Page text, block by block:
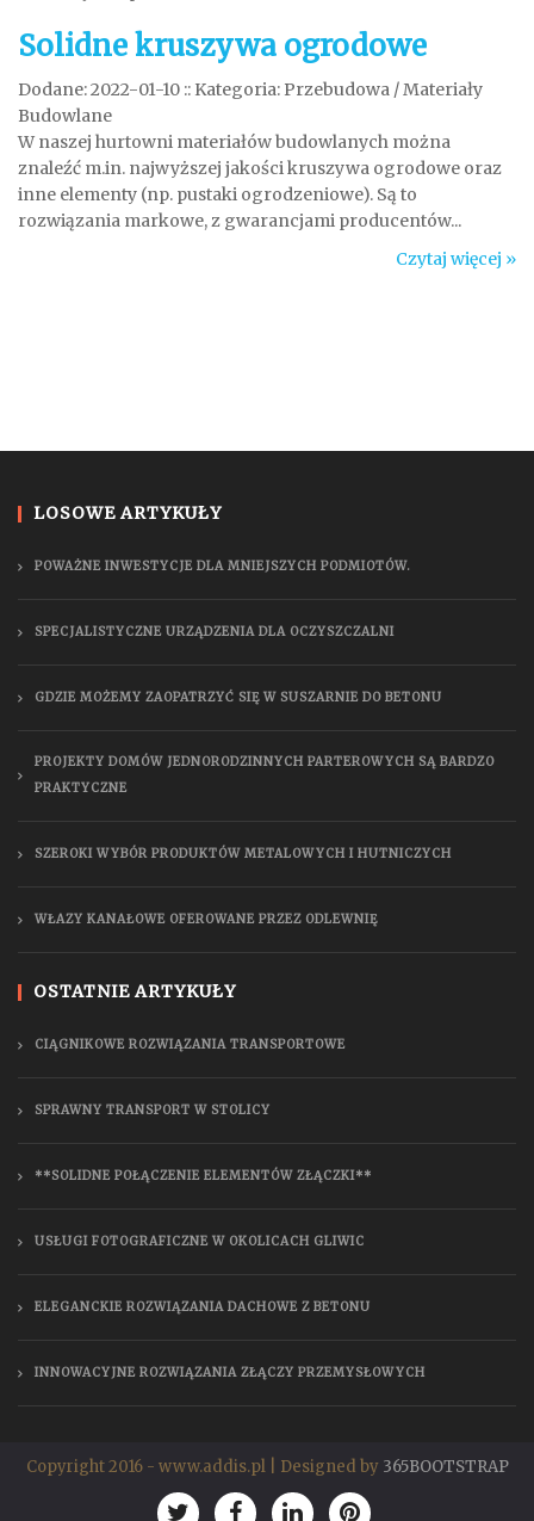
Solidne kruszywa ogrodowe
Dodane: 2022-01-10 :: Kategoria: Przebudowa / Materiały
Budowlane
W naszej hurtowni materiałów budowlanych można
znaleźć m.in. najwyższej jakości kruszywa ogrodowe oraz
inne elementy (np. pustaki ogrodzeniowe). Są to
rozwiązania markowe, z gwarancjami producentów...
Czytaj więcej »
LOSOWE ARTYKUŁY
POWAŻNE INWESTYCJE DLA MNIEJSZYCH PODMIOTÓW.
SPECJALISTYCZNE URZĄDZENIA DLA OCZYSZCZALNI
GDZIE MOŻEMY ZAOPATRZYĆ SIĘ W SUSZARNIE DO BETONU
PROJEKTY DOMÓW JEDNORODZINNYCH PARTEROWYCH SĄ BARDZO
PRAKTYCZNE
SZEROKI WYBÓR PRODUKTÓW METALOWYCH I HUTNICZYCH
WŁAZY KANAŁOWE OFEROWANE PRZEZ ODLEWNIĘ
OSTATNIE ARTYKUŁY
CIĄGNIKOWE ROZWIĄZANIA TRANSPORTOWE
SPRAWNY TRANSPORT W STOLICY
**SOLIDNE POŁĄCZENIE ELEMENTÓW ZŁĄCZKI**
USŁUGI FOTOGRAFICZNE W OKOLICACH GLIWIC
ELEGANCKIE ROZWIĄZANIA DACHOWE Z BETONU
INNOWACYJNE ROZWIĄZANIA ZŁĄCZY PRZEMYSŁOWYCH
Copyright 2016 - www.addis.pl | Designed by 365BOOTSTRAP